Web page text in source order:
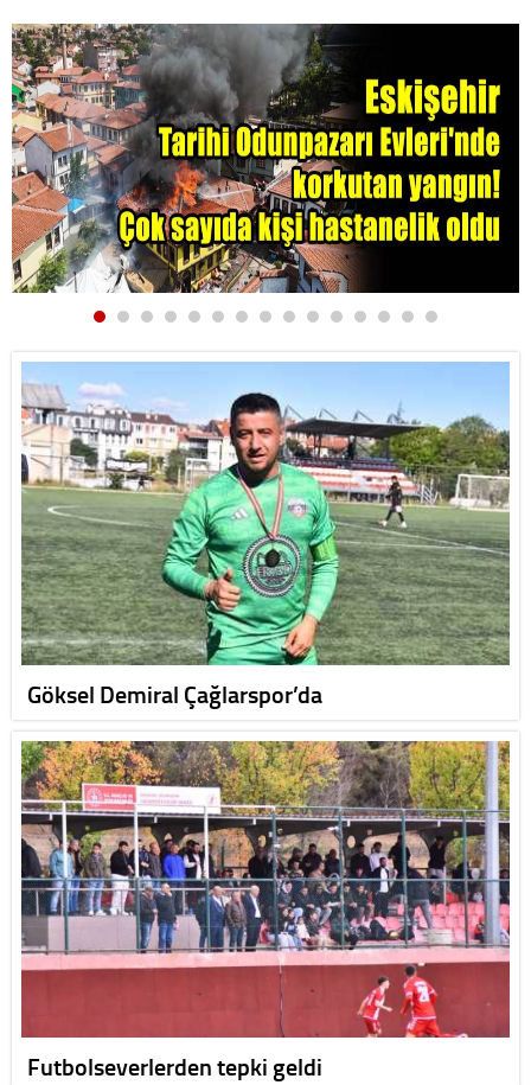
Göksel Demiral Çağlarspor’da
Futbolseverlerden tepki geldi